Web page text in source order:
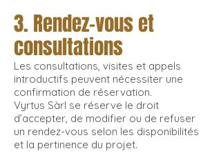
3. Rendez-vous et
consultations
Les consultations, visites et appels
introductifs peuvent nécessiter une
confirmation de réservation.
Vyrtus Sàrl se réserve le droit
d’accepter, de modifier ou de refuser
un rendez-vous selon les disponibilités
et la pertinence du projet.